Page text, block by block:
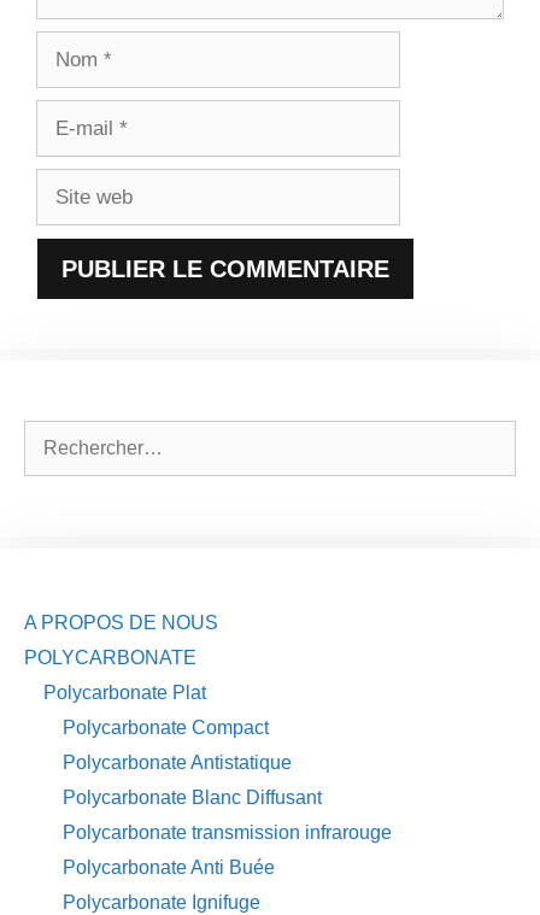
A PROPOS DE NOUS
POLYCARBONATE
Polycarbonate Plat
Polycarbonate Compact
Polycarbonate Antistatique
Polycarbonate Blanc Diffusant
Polycarbonate transmission infrarouge
Polycarbonate Anti Buée
Polycarbonate Ignifuge